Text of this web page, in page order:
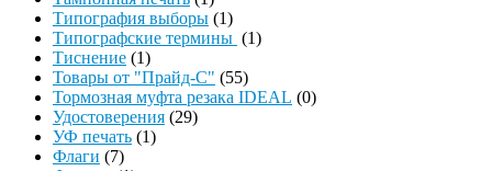
Типография выборы (1)
Типографские термины (1)
Тиснение (1)
Товары от "Прайд-С" (55)
Тормозная муфта резака IDEAL (0)
Удостоверения (29)
УФ печать (1)
Флаги (7)